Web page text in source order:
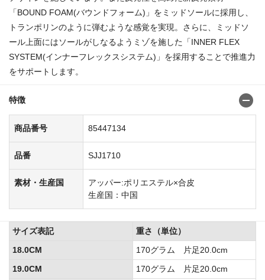
「BOUND FOAM(バウンドフォーム)」をミッドソールに採用し、
トランポリンのように弾むような感覚を実現。さらに、ミッドソ
ール上面にはソールがしなるようミゾを施した「INNER FLEX
SYSTEM(インナーフレックスシステム)」を採用することで推進力
をサポートします。
特徴
商品番号 85447134
品番 SJJ1710
素材・生産国
アッパー:ポリエステル×合皮
生産国：中国
サイズ表記
重さ（単位）
18.0CM
170グラム 片足20.0cm
19.0CM
170グラム 片足20.0cm